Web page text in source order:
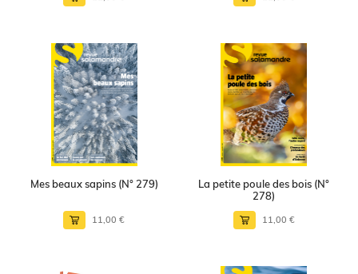
Mes beaux sapins (N° 279)
11,00 €
La petite poule des bois (N°
278)
11,00 €